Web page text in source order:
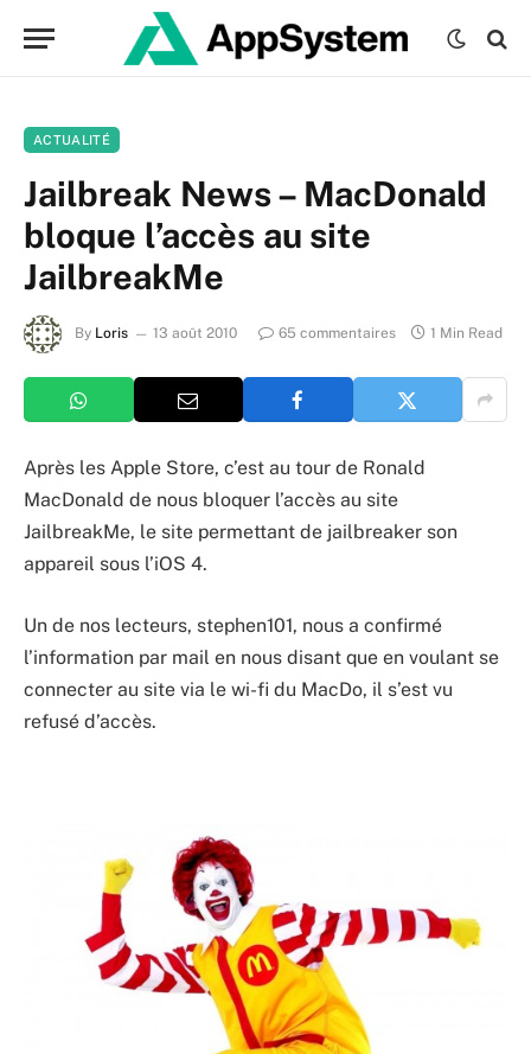
ACTUALITÉ
Jailbreak News – MacDonald
bloque l’accès au site
JailbreakMe
By Loris 13 août 2010 65 commentaires 1 Min Read
Après les Apple Store, c’est au tour de Ronald
MacDonald de nous bloquer l’accès au site
JailbreakMe, le site permettant de jailbreaker son
appareil sous l’iOS 4.
Un de nos lecteurs, stephen101, nous a confirmé
l’information par mail en nous disant que en voulant se
connecter au site via le wi-fi du MacDo, il s’est vu
refusé d’accès.